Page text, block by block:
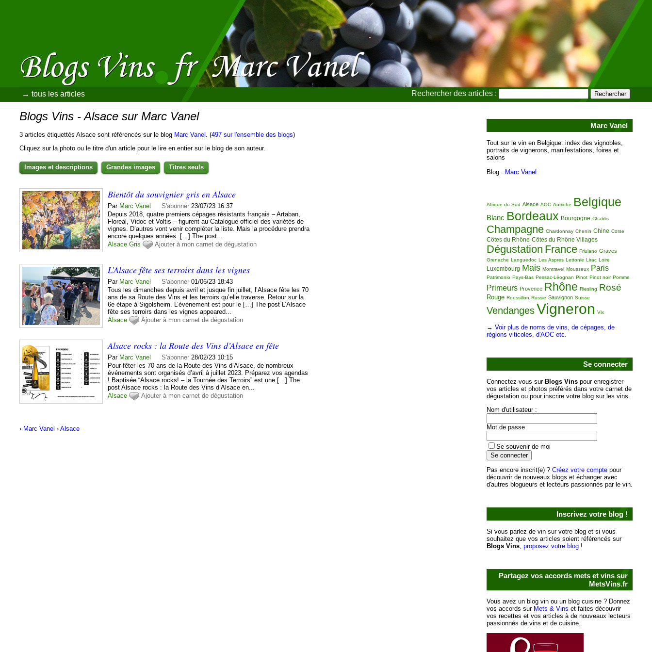
→ tous les articles Rechercher des articles :
Blogs Vins - Alsace sur Marc Vanel
3 articles étiquettés Alsace sont référencés sur le blog Marc Vanel . (497 sur l'ensemble des blogs)
Cliquez sur la photo ou le titre d'un article pour le lire en entier sur le blog de son auteur.
Images et descriptions Grandes images Titres seuls
Bientôt du souvignier gris en Alsace
Par Marc Vanel S'abonner 23/07/23 16:37
Depuis 2018, quatre premiers cépages résistants français – Artaban,
Floreal, Vidoc et Voltis – figurent au Catalogue officiel des variétés de
vignes. D’autres vont venir compléter la liste. Mais la procédure prendra
encore quelques années. […] The post...
Alsace Gris Ajouter à mon carnet de dégustation
L’Alsace fête ses terroirs dans les vignes
Par Marc Vanel S'abonner 01/06/23 18:43
Tous les dimanches depuis avril et jusque fin juillet, l’Alsace fête les 70
ans de sa Route des Vins et les terroirs qu’elle traverse. Retour sur la
6e étape à Sigolsheim. L’événement est pour le […] The post L’Alsace
fête ses terroirs dans les vignes appeared...
Alsace
Ajouter à mon carnet de dégustation
Alsace rocks : la Route des Vins d’Alsace en fête
Par Marc Vanel S'abonner 28/02/23 10:15
Pour fêter les 70 ans de la Route des Vins d’Alsace, de nombreux
événements sont organisés d’avril à juillet 2023. Préparez vos agendas
! Baptisée “Alsace rocks! – la Tournée des Terroirs” est une […] The
post Alsace rocks : la Route des Vins d’Alsace en...
Alsace
Ajouter à mon carnet de dégustation
› Marc Vanel ›Alsace
Marc Vanel
Tout sur le vin en Belgique: index des vignobles,
portraits de vignerons, manifestations, foires et
salons
Blog : Marc Vanel
Afrique du Sud Alsace AOC Autriche Belgique
Blanc Bordeaux Bourgogne Chablis
Champagne Chardonnay Chenin Chine Corse
Côtes du Rhône Côtes du Rhône Villages
Dégustation France Friulano Graves
Grenache Languedoc Les Aspres Lettonie Lirac Loire
Luxembourg Mais Montravel Mousseux Paris
Patrimonio Pays-Bas Pessac-Léognan Pinot Pinot noir Pomme
Primeurs Provence Rhône Riesling Rosé
Rouge Roussillon Russie Sauvignon Suisse
VendangesVigneron Vix
→ Voir plus de noms de vins, de cépages, de
régions viticoles, d'AOC etc.
Se connecter
Connectez-vous sur Blogs Vinspour enregistrer
vos articles et photos préférés dans votre carnet de
dégustation ou pour inscrire votre blog sur les vins.
Nom d'utilisateur :
Mot de passe
Se souvenir de moi
Pas encore inscrit(e) ? Créez votre comptepour
découvrir de nouveaux blogs et échanger avec
d'autres blogueurs et lecteurs passionnés par le vin.
Inscrivez votre blog !
Si vous parlez de vin sur votre blog et si vous
souhaitez que vos articles soient référencés sur
Blogs Vins, proposez votre blog!
Partagez vos accords mets et vins sur
MetsVins.fr
Vous avez un blog vin ou un blog cuisine ? Donnez
vos accords sur Mets & Vins et faites découvrir
vos recettes et vos articles à de nouveaux lecteurs
passionnés de vins et de cuisine.